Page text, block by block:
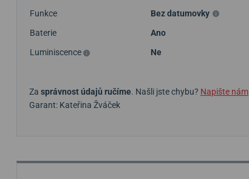
Funkce
Bez datumovky
Baterie
Ano
Luminiscence
Ne
Za správnost údajů ručíme. Našli jste chybu? Napište nám
Garant: Kateřina Žváček